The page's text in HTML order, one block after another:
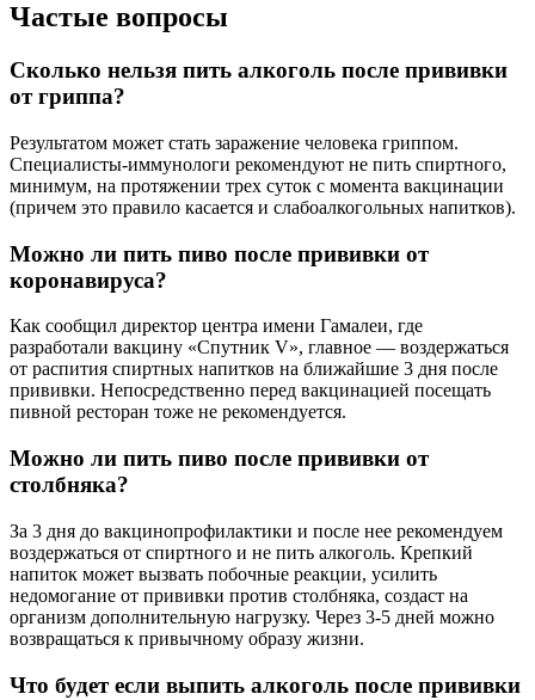
Частые вопросы
Сколько нельзя пить алкоголь после прививки
от гриппа?
Результатом может стать заражение человека гриппом.
Специалисты-иммунологи рекомендуют не пить спиртного,
минимум, на протяжении трех суток с момента вакцинации
(причем это правило касается и слабоалкогольных напитков).
Можно ли пить пиво после прививки от
коронавируса?
Как сообщил директор центра имени Гамалеи, где
разработали вакцину «Спутник V», главное — воздержаться
от распития спиртных напитков на ближайшие 3 дня после
прививки. Непосредственно перед вакцинацией посещать
пивной ресторан тоже не рекомендуется.
Можно ли пить пиво после прививки от
столбняка?
За 3 дня до вакцинопрофилактики и после нее рекомендуем
воздержаться от спиртного и не пить алкоголь. Крепкий
напиток может вызвать побочные реакции, усилить
недомогание от прививки против столбняка, создаст на
организм дополнительную нагрузку. Через 3-5 дней можно
возвращаться к привычному образу жизни.
Что будет если выпить алкоголь после прививки